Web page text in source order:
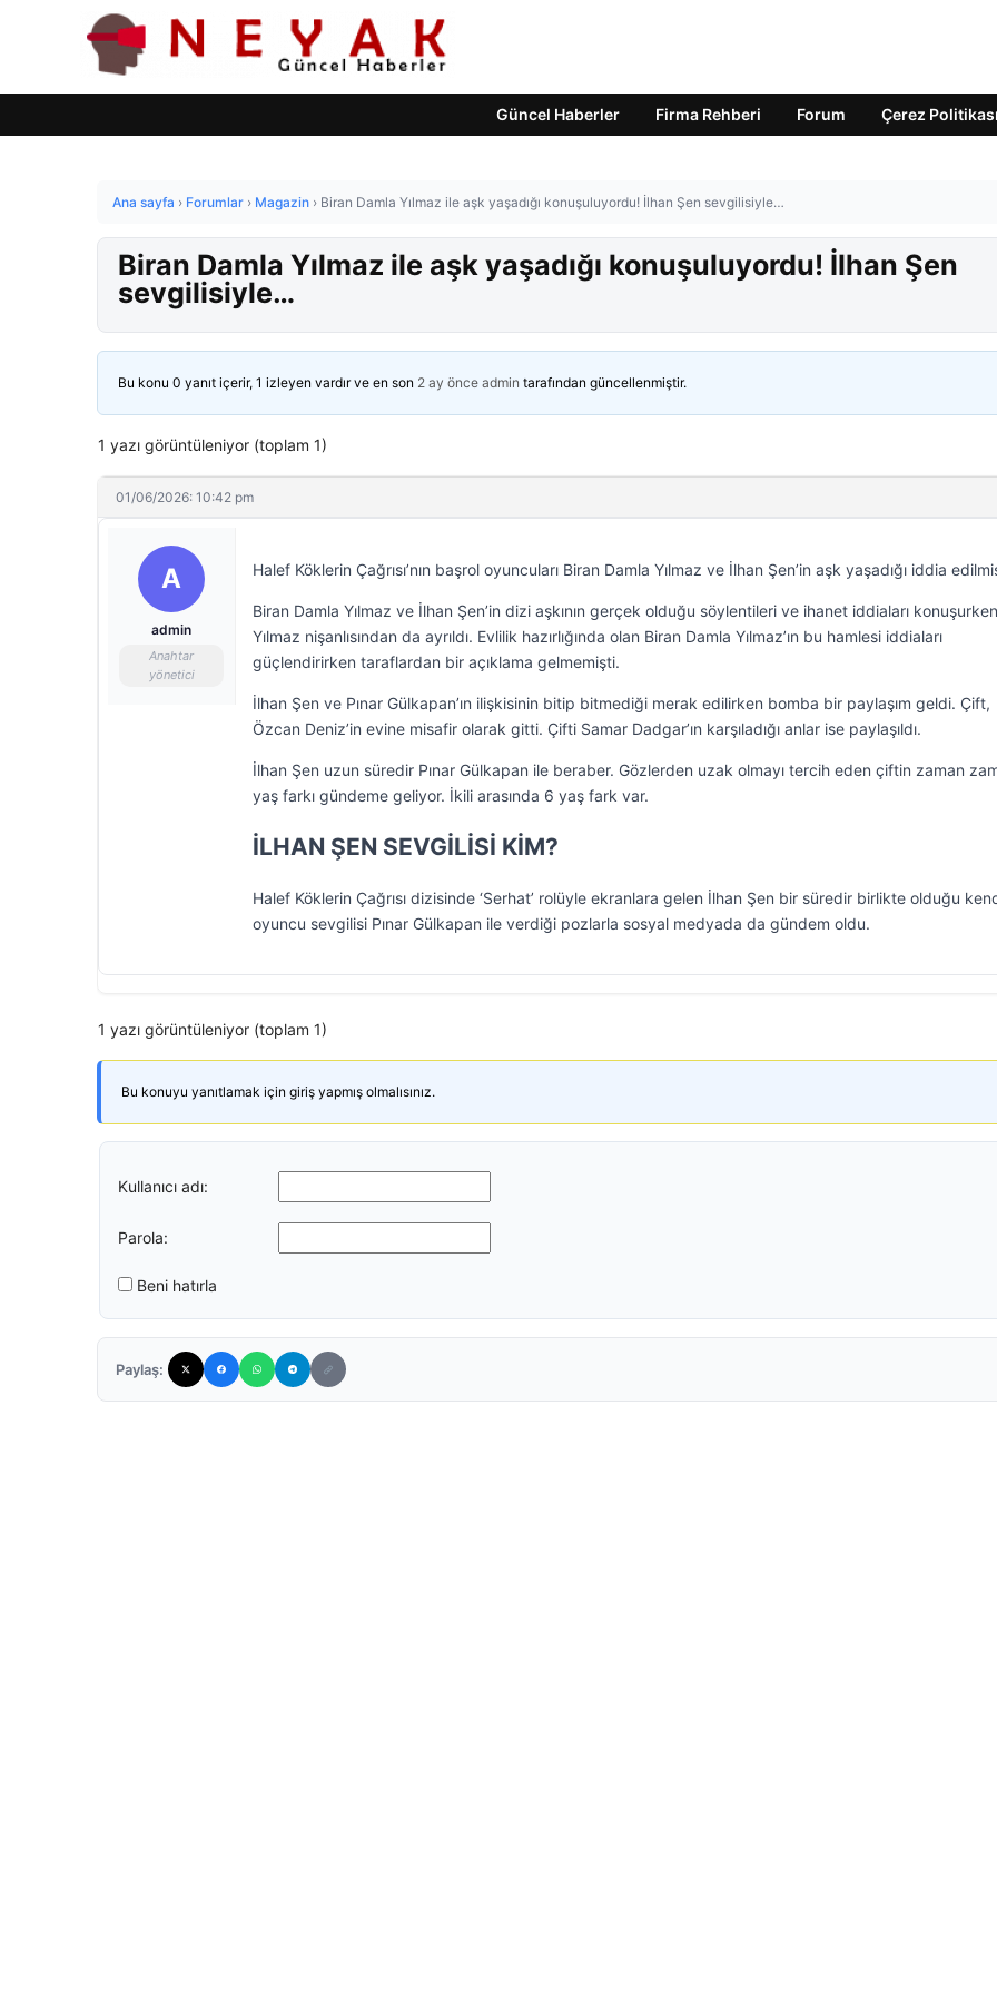
Güncel Haberler Firma Rehberi Forum Çerez Politikası
Ana sayfa › Forumlar › Magazin › Biran Damla Yılmaz ile aşk yaşadığı konuşuluyordu! İlhan Şen sevgilisiyle…
Biran Damla Yılmaz ile aşk yaşadığı konuşuluyordu! İlhan Şen
sevgilisiyle…
Bu konu 0 yanıt içerir, 1 izleyen vardır ve en son 2 ay önce admin tarafından güncellenmiştir.
1 yazı görüntüleniyor (toplam 1)
01/06/2026: 10:42 pm
A
admin
Anahtar
yönetici
Halef Köklerin Çağrısı’nın başrol oyuncuları Biran Damla Yılmaz ve İlhan Şen’in aşk yaşadığı iddia
Biran Damla Yılmaz ve İlhan Şen’in dizi aşkının gerçek olduğu söylentileri ve ihanet iddiaları konuşurken
Yılmaz nişanlısından da ayrıldı. Evlilik hazırlığında olan Biran Damla Yılmaz’ın bu hamlesi iddiaları
güçlendirirken taraflardan bir açıklama gelmemişti.
İlhan Şen ve Pınar Gülkapan’ın ilişkisinin bitip bitmediği merak edilirken bomba bir paylaşım geldi. Çift,
Özcan Deniz’in evine misafir olarak gitti. Çifti Samar Dadgar’ın karşıladığı anlar ise paylaşıldı.
İlhan Şen uzun süredir Pınar Gülkapan ile beraber. Gözlerden uzak olmayı tercih eden çiftin zaman
yaş farkı gündeme geliyor. İkili arasında 6 yaş fark var.
İLHAN ŞEN SEVGİLİSİ KİM?
Halef Köklerin Çağrısı dizisinde ‘Serhat’ rolüyle ekranlara gelen İlhan Şen bir süredir birlikte olduğu
oyuncu sevgilisi Pınar Gülkapan ile verdiği pozlarla sosyal medyada da gündem oldu.
1 yazı görüntüleniyor (toplam 1)
Bu konuyu yanıtlamak için giriş yapmış olmalısınız.
Kullanıcı adı:
Parola:
Beni hatırla
Paylaş: